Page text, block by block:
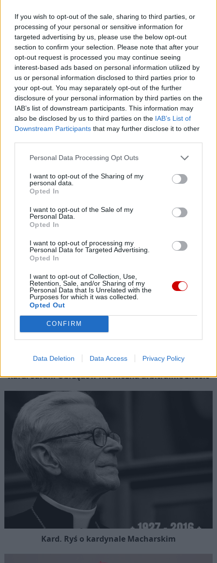
If you wish to opt-out of the sale, sharing to third parties, or
processing of your personal or sensitive information for
targeted advertising by us, please use the below opt-out
section to confirm your selection. Please note that after your
opt-out request is processed you may continue seeing
interest-based ads based on personal information utilized by
us or personal information disclosed to third parties prior to
your opt-out. You may separately opt-out of the further
disclosure of your personal information by third parties on the
IAB’s list of downstream participants. This information may
also be disclosed by us to third parties on the IAB’s List of
Downstream Participants that may further disclose it to other
Personal Data Processing Opt Outs
I want to opt-out of the Sharing of my
personal data.
Opted In
I want to opt-out of the Sale of my
Personal Data.
Opted In
I want to opt-out of processing my
Personal Data for Targeted Advertising.
Opted In
I want to opt-out of Collection, Use,
Retention, Sale, and/or Sharing of my
Personal Data that Is Unrelated with the
Purposes for which it was collected.
Opted Out
CONFIRM
Data Deletion Data Access Privacy Policy
Najnowsze
07 sierpnia 2026 | 05:20
Gaza: 300 dzieci zabitych w ciągu 300 dni
Bp Piotrowski uczestnikiem 45 Pieszej Pielgrzymki Kieleckiej
06 sierpnia 2026 | 20:44
Medziugorie: zakończył się 37. Mladifest
06 sierpnia 2026 | 20:19
Biskupi Meksyku: stulecie Cristiady to czas łaski
Popularne
Kard. Sarah: Obrzędów nie można arbitralnie znosić
Kard. Ryś o kardynale Macharskim